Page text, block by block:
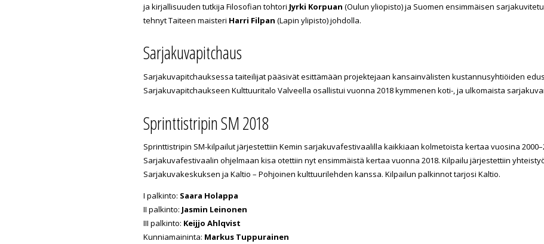
ja kirjallisuuden tutkija Filosofian tohtori Jyrki Korpuan (Oulun yliopisto) ja Suomen ensimmäisen
tehnyt Taiteen maisteri Harri Filpan (Lapin ylipisto) johdolla.
Sarjakuvapitchaus
Sarjakuvapitchauksessa taiteilijat pääsivät esittämään projektejaan kansainvälisten kustannusyhtiöiden
Sarjakuvapitchaukseen Kulttuuritalo Valveella osallistui vuonna 2018 kymmenen koti-, ja ulkomaista
Sprinttistripin SM 2018
Sprinttistripin SM-kilpailut järjestettiin Kemin sarjakuvafestivaalilla kaikkiaan kolmetoista kertaa vuosina
Sarjakuvafestivaalin ohjelmaan kisa otettiin nyt ensimmäistä kertaa vuonna 2018. Kilpailu järjestettiin
Sarjakuvakeskuksen ja Kaltio – Pohjoinen kulttuurilehden kanssa. Kilpailun palkinnot tarjosi Kaltio.
I palkinto: Saara Holappa
II palkinto: Jasmin Leinonen
III palkinto: Keijjo Ahlqvist
Kunniamaininta: Markus Tuppurainen